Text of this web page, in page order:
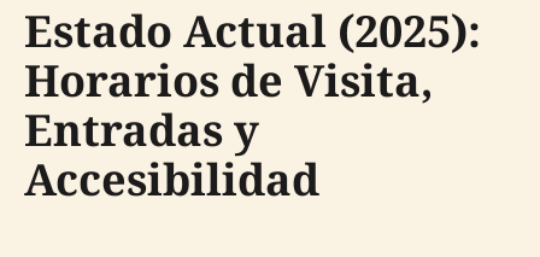
Estado Actual (2025):
Horarios de Visita,
Entradas y
Accesibilidad